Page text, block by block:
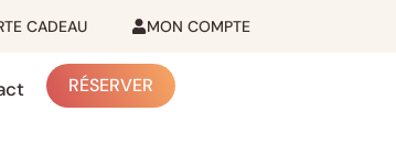
CADEAU MON COMPTE
RÉSERVER